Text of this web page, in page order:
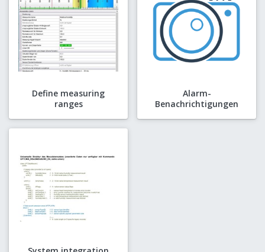
Define measuring
ranges
Alarm-
Benachrichtigungen